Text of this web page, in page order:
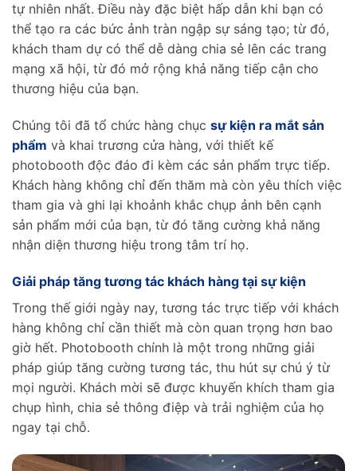
tự nhiên nhất. Điều này đặc biệt hấp dẫn khi bạn có
thể tạo ra các bức ảnh tràn ngập sự sáng tạo; từ đó,
khách tham dự có thể dễ dàng chia sẻ lên các trang
mạng xã hội, từ đó mở rộng khả năng tiếp cận cho
thương hiệu của bạn.
Chúng tôi đã tổ chức hàng chục sự kiện ra mắt sản
phẩm và khai trương cửa hàng, với thiết kế
photobooth độc đáo đi kèm các sản phẩm trực tiếp.
Khách hàng không chỉ đến thăm mà còn yêu thích việc
tham gia và ghi lại khoảnh khắc chụp ảnh bên cạnh
sản phẩm mới của bạn, từ đó tăng cường khả năng
nhận diện thương hiệu trong tâm trí họ.
Giải pháp tăng tương tác khách hàng tại sự kiện
Trong thế giới ngày nay, tương tác trực tiếp với khách
hàng không chỉ cần thiết mà còn quan trọng hơn bao
giờ hết. Photobooth chính là một trong những giải
pháp giúp tăng cường tương tác, thu hút sự chú ý từ
mọi người. Khách mời sẽ được khuyến khích tham gia
chụp hình, chia sẻ thông điệp và trải nghiệm của họ
ngay tại chỗ.